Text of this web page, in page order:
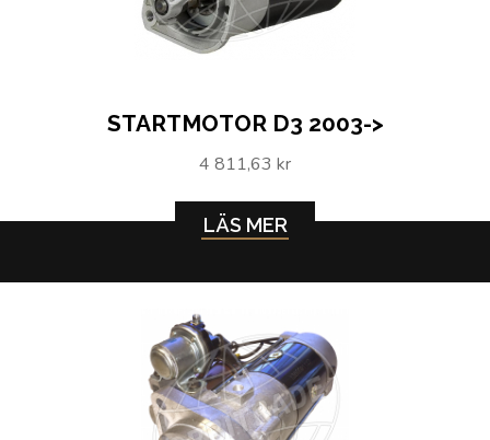
STARTMOTOR D3 2003->
4 811,63 kr
LÄS MER